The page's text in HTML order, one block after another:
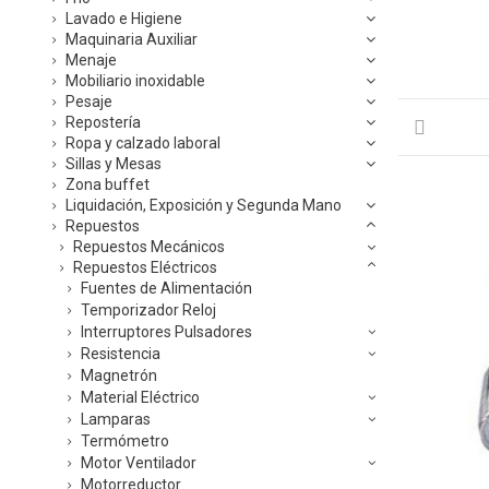
Lavado e Higiene
Maquinaria Auxiliar
Menaje
Mobiliario inoxidable
Pesaje
Repostería
Ropa y calzado laboral
Sillas y Mesas
Zona buffet
Liquidación, Exposición y Segunda Mano
Repuestos
Repuestos Mecánicos
Repuestos Eléctricos
Fuentes de Alimentación
Temporizador Reloj
Interruptores Pulsadores
Resistencia
Magnetrón
Material Eléctrico
Lamparas
Termómetro
Motor Ventilador
Motorreductor